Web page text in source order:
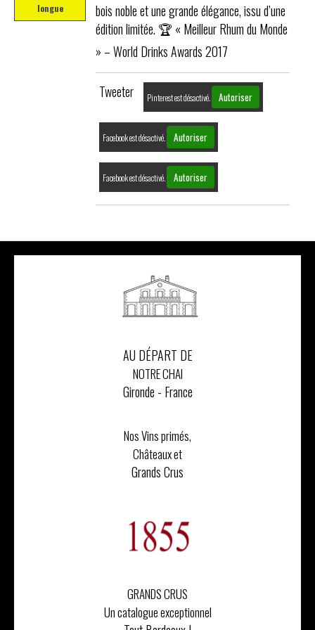
longue
bois noble et une grande élégance, issu d’une
édition limitée. 🏆 « Meilleur Rhum du Monde
» – World Drinks Awards 2017
Tweeter Pinterest est désactivé. Autoriser
Facebook est désactivé. Autoriser
Facebook est désactivé. Autoriser
AU DÉPART DE
NOTRE CHAI
Gironde - France
Nos Vins primés,
Châteaux et
Grands Crus
GRANDS CRUS
Un catalogue exceptionnel